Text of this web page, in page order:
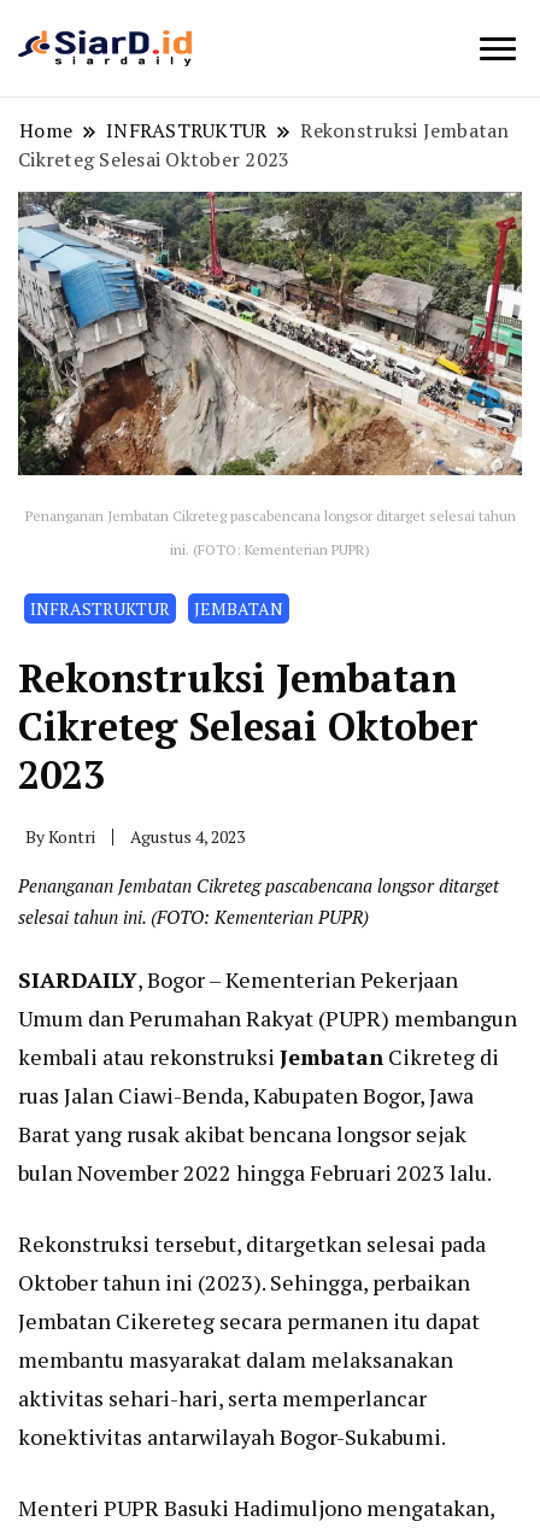
Home INFRASTRUKTUR
Rekonstruksi Jembatan
Cikreteg Selesai Oktober 2023
Penanganan Jembatan Cikreteg pascabencana longsor ditarget selesai tahun
ini. (FOTO: Kementerian PUPR)
INFRASTRUKTUR JEMBATAN
Rekonstruksi Jembatan
Cikreteg Selesai Oktober
2023
ByKontri Agustus 4, 2023
Penanganan Jembatan Cikreteg pascabencana longsor ditarget
selesai tahun ini. (FOTO: Kementerian PUPR)
SIARDAILY, Bogor – Kementerian Pekerjaan
Umum dan Perumahan Rakyat (PUPR) membangun
kembali atau rekonstruksi Jembatan Cikreteg di
ruas Jalan Ciawi-Benda, Kabupaten Bogor, Jawa
Barat yang rusak akibat bencana longsor sejak
bulan November 2022 hingga Februari 2023 lalu.
Rekonstruksi tersebut, ditargetkan selesai pada
Oktober tahun ini (2023). Sehingga, perbaikan
Jembatan Cikereteg secara permanen itu dapat
membantu masyarakat dalam melaksanakan
aktivitas sehari-hari, serta memperlancar
konektivitas antarwilayah Bogor-Sukabumi.
Menteri PUPR Basuki Hadimuljono mengatakan,